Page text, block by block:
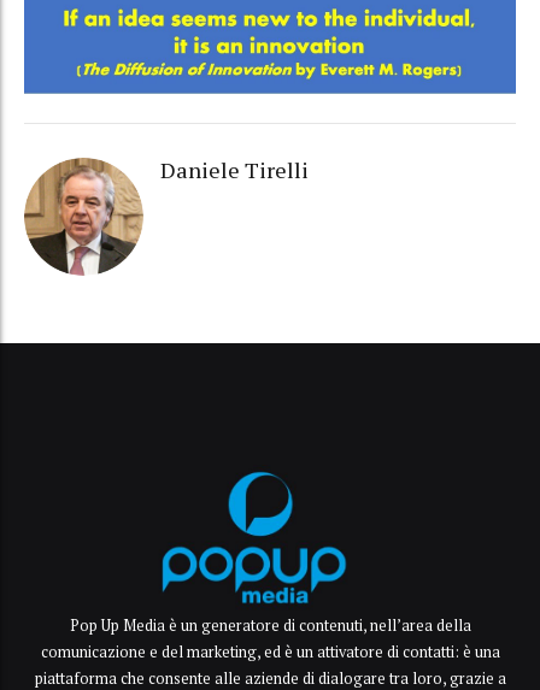
Daniele Tirelli
Pop Up Media è un generatore di contenuti, nell’area della
comunicazione e del marketing, ed è un attivatore di contatti: è una
piattaforma che consente alle aziende di dialogare tra loro, grazie a